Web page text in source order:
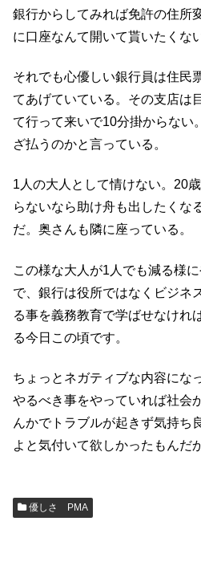
銀行からしてみれば免許の住所
に口座なんて開いて貰いたくな
それでも心優しい銀行員は住民
てあげていている。その支店は
て行って来いで10分掛からない
ざ払うのかと言っている。
1人の大人として情けない。20
らないなら助け舟も出したくな
だ。奥さんも隣に座っている。
この様な大人が1人でも減る様
で、銀行は役所ではなくビジネ
る事を義務教育で学ばせなけれ
る今日この頃です。
ちょっとネガティブな内容にな
やるべき事をやっていれば社会
んかでトラブルが起きず気持ち
よと気付いて欲しかったもんだ
優しさ PMA